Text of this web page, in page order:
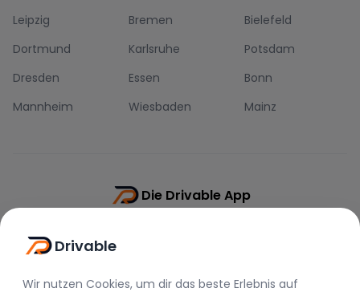
Leipzig
Bremen
Bielefeld
Dortmund
Karlsruhe
Potsdam
Dresden
Essen
Bonn
Mannheim
Wiesbaden Mainz
Die Drivable App
Drivable
Wir nutzen Cookies, um dir das beste Erlebnis auf